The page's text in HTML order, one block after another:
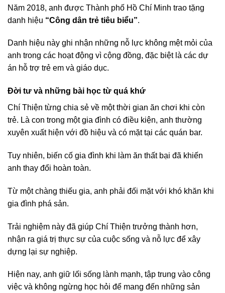
Năm 2018, anh được Thành phố Hồ Chí Minh trao tặng
danh hiệu “Công dân trẻ tiêu biểu”.
Danh hiệu này ghi nhận những nỗ lực không mệt mỏi của
anh trong các hoạt động vì cộng đồng, đặc biệt là các dự
án hỗ trợ trẻ em và giáo dục.
Đời tư và những bài học từ quá khứ
Chí Thiện từng chia sẻ về một thời gian ăn chơi khi còn
trẻ. Là con trong một gia đình có điều kiện, anh thường
xuyên xuất hiện với đồ hiệu và có mặt tại các quán bar.
Tuy nhiên, biến cố gia đình khi làm ăn thất bại đã khiến
anh thay đổi hoàn toàn.
Từ một chàng thiếu gia, anh phải đối mặt với khó khăn khi
gia đình phá sản.
Trải nghiệm này đã giúp Chí Thiện trưởng thành hơn,
nhận ra giá trị thực sự của cuộc sống và nỗ lực để xây
dựng lại sự nghiệp.
Hiện nay, anh giữ lối sống lành mạnh, tập trung vào công
việc và không ngừng học hỏi để mang đến những sản